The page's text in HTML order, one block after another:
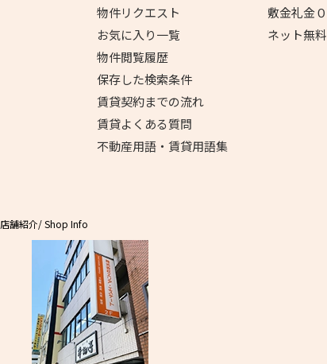
物件リクエスト
お気に入り一覧
物件閲覧履歴
保存した検索条件
賃貸契約までの流れ
賃貸よくある質問
不動産用語・賃貸用語集
敷金礼金０
ネット無料
店舗紹介/ Shop Info